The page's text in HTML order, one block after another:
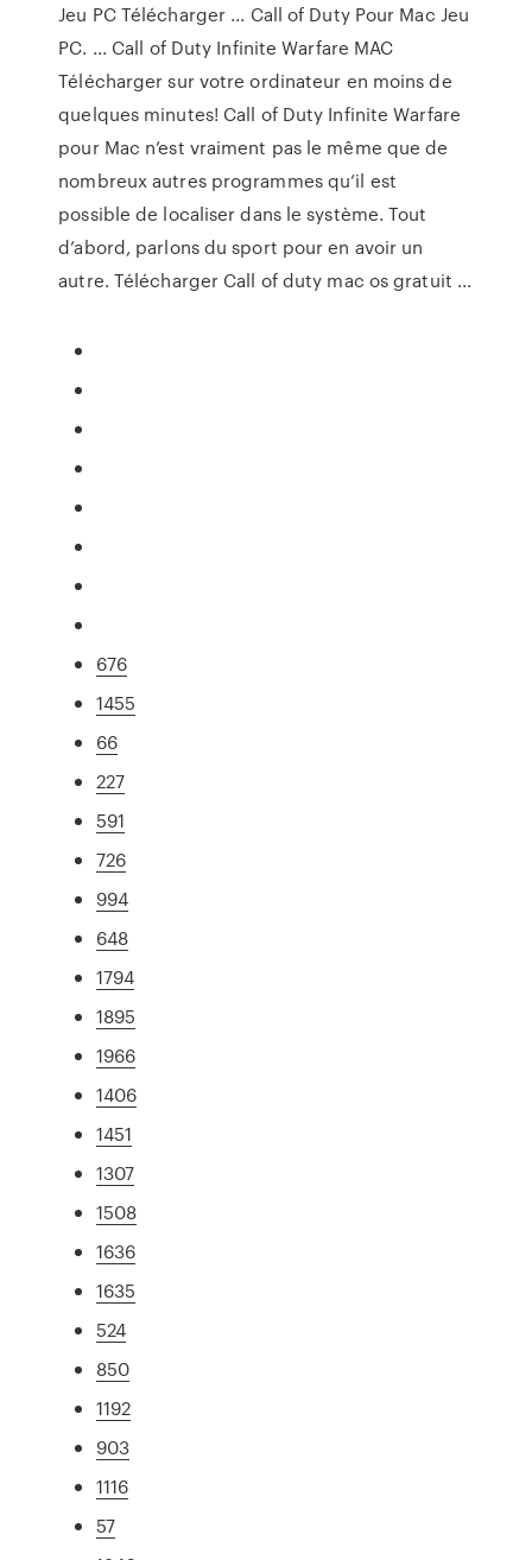
Jeu PC Télécharger ... Call of Duty Pour Mac Jeu
PC. ... Call of Duty Infinite Warfare MAC
Télécharger sur votre ordinateur en moins de
quelques minutes! Call of Duty Infinite Warfare
pour Mac n’est vraiment pas le même que de
nombreux autres programmes qu’il est
possible de localiser dans le système. Tout
d’abord, parlons du sport pour en avoir un
autre. Télécharger Call of duty mac os gratuit ...
676
1455
66
227
591
726
994
648
1794
1895
1966
1406
1451
1307
1508
1636
1635
524
850
1192
903
1116
57